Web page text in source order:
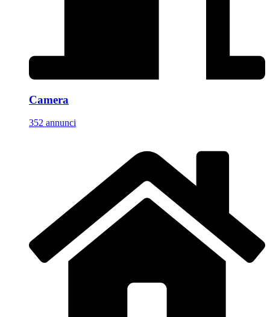
Camera
352 annunci